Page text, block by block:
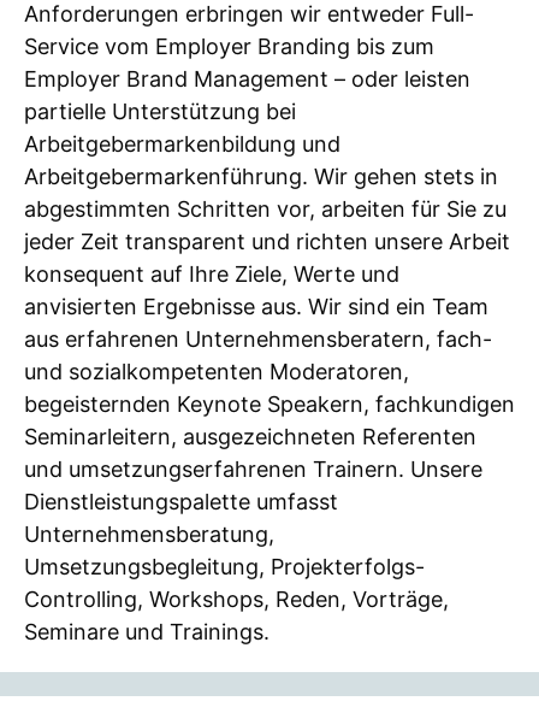
Anforderungen erbringen wir entweder Full-
Service vom Employer Branding bis zum
Employer Brand Management – oder leisten
partielle Unterstützung bei
Arbeitgebermarkenbildung und
Arbeitgebermarkenführung. Wir gehen stets in
abgestimmten Schritten vor, arbeiten für Sie zu
jeder Zeit transparent und richten unsere Arbeit
konsequent auf Ihre Ziele, Werte und
anvisierten Ergebnisse aus. Wir sind ein Team
aus erfahrenen Unternehmensberatern, fach-
und sozialkompetenten Moderatoren,
begeisternden Keynote Speakern, fachkundigen
Seminarleitern, ausgezeichneten Referenten
und umsetzungserfahrenen Trainern. Unsere
Dienstleistungspalette umfasst
Unternehmensberatung,
Umsetzungsbegleitung, Projekterfolgs-
Controlling, Workshops, Reden, Vorträge,
Seminare und Trainings.